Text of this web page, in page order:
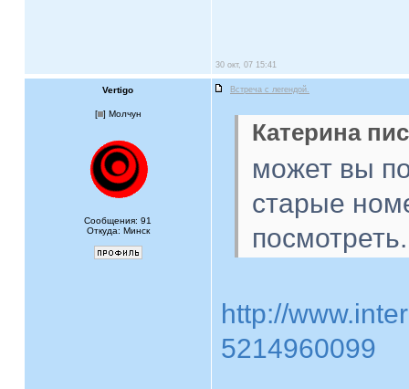
30 окт, 07 15:41
Vertigo Встреча с легендой.
[ ] Молчун
Сообщения: 91
Откуда: Минск
Катерина
может вы
старые
http://
5214960099